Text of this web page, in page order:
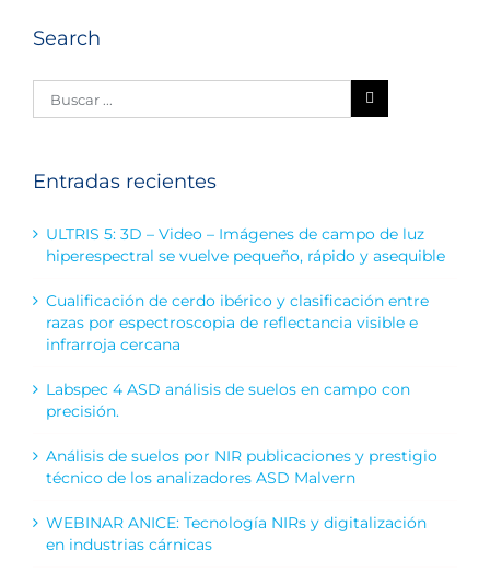
Search
Entradas recientes
ULTRIS 5: 3D – Video – Imágenes de campo de luz
hiperespectral se vuelve pequeño, rápido y asequible
Cualificación de cerdo ibérico y clasificación entre
razas por espectroscopia de reflectancia visible e
infrarroja cercana
Labspec 4 ASD análisis de suelos en campo con
precisión.
Análisis de suelos por NIR publicaciones y prestigio
técnico de los analizadores ASD Malvern
WEBINAR ANICE: Tecnología NIRs y digitalización
en industrias cárnicas